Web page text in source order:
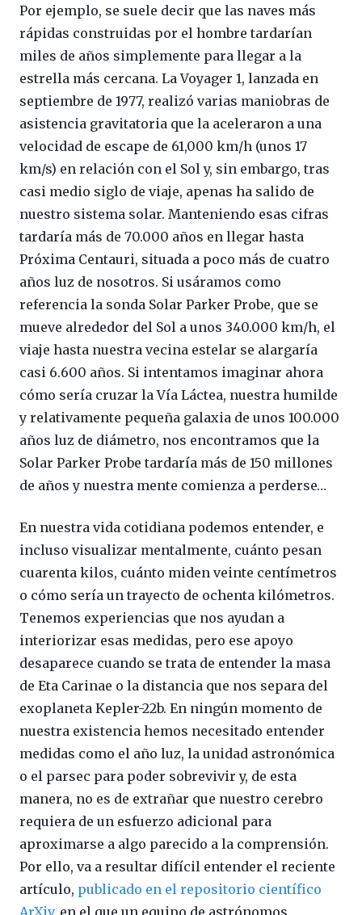
Por ejemplo, se suele decir que las naves más
rápidas construidas por el hombre tardarían
miles de años simplemente para llegar a la
estrella más cercana. La Voyager 1, lanzada en
septiembre de 1977, realizó varias maniobras de
asistencia gravitatoria que la aceleraron a una
velocidad de escape de 61,000 km/h (unos 17
km/s) en relación con el Sol y, sin embargo, tras
casi medio siglo de viaje, apenas ha salido de
nuestro sistema solar. Manteniendo esas cifras
tardaría más de 70.000 años en llegar hasta
Próxima Centauri, situada a poco más de cuatro
años luz de nosotros. Si usáramos como
referencia la sonda Solar Parker Probe, que se
mueve alrededor del Sol a unos 340.000 km/h, el
viaje hasta nuestra vecina estelar se alargaría
casi 6.600 años. Si intentamos imaginar ahora
cómo sería cruzar la Vía Láctea, nuestra humilde
y relativamente pequeña galaxia de unos 100.000
años luz de diámetro, nos encontramos que la
Solar Parker Probe tardaría más de 150 millones
de años y nuestra mente comienza a perderse…
En nuestra vida cotidiana podemos entender, e
incluso visualizar mentalmente, cuánto pesan
cuarenta kilos, cuánto miden veinte centímetros
o cómo sería un trayecto de ochenta kilómetros.
Tenemos experiencias que nos ayudan a
interiorizar esas medidas, pero ese apoyo
desaparece cuando se trata de entender la masa
de Eta Carinae o la distancia que nos separa del
exoplaneta Kepler-22b. En ningún momento de
nuestra existencia hemos necesitado entender
medidas como el año luz, la unidad astronómica
o el parsec para poder sobrevivir y, de esta
manera, no es de extrañar que nuestro cerebro
requiera de un esfuerzo adicional para
aproximarse a algo parecido a la comprensión.
Por ello, va a resultar difícil entender el reciente
artículo, publicado en el repositorio científico